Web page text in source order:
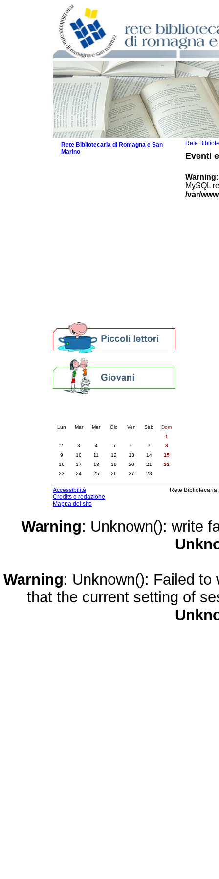
Rete
Eventi
Warning
MySQL
/var/
Rete Bibliotecaria di Romagna e San
Marino
Lun Mar Mer Gio Ven Sab
Dom
1
2
3 4 5 6 7
8
9
10 11 12 13 14
15
16
17 18 19 20 21
22
23
24 25 26 27 28
Accessibilità
Credits e redazione
Mappa del sito
Rete
Warning: Unknown(): write
Warning: Unknown(): Failed
that the current setting of